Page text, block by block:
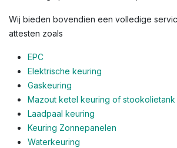
Wij bieden bovendien een volledige
attesten zoals
EPC
Elektrische keuring
Gaskeuring
Mazout ketel keuring of stookolietank
Laadpaal keuring
Keuring Zonnepanelen
Waterkeuring